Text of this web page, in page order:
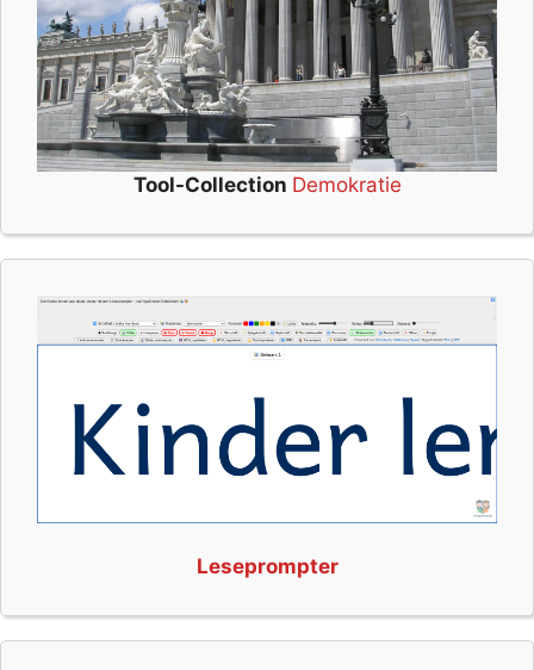
Tool-Collection Demokratie
Leseprompter